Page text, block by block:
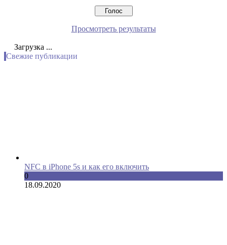
Просмотреть результаты
Загрузка ...
Свежие публикации
NFC в iPhone 5s и как его включить
0
18.09.2020